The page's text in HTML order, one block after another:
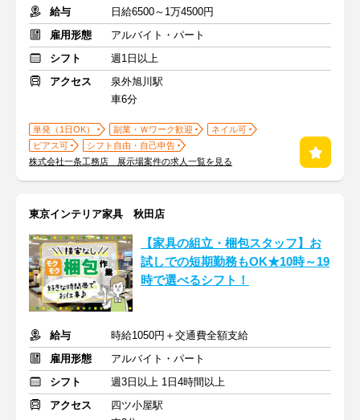
給与
日給6500～1万4500円
雇用形態
アルバイト・パート
シフト
週1日以上
アクセス
泉外旭川駅
車6分
単発（1日OK） 副業・Ｗワーク歓迎
ネイル可
ピアス可
シフト自由・自己申告
株式会社一条工務店 展示場案件の求人一覧を見る
東京インテリア家具 秋田店
【家具の組立・梱包スタッフ】お
試しでの短期勤務もOK★10時～19
時で選べるシフト！
給与
時給1050円＋交通費全額支給
雇用形態
アルバイト・パート
シフト
週3日以上 1日4時間以上
アクセス
四ツ小屋駅